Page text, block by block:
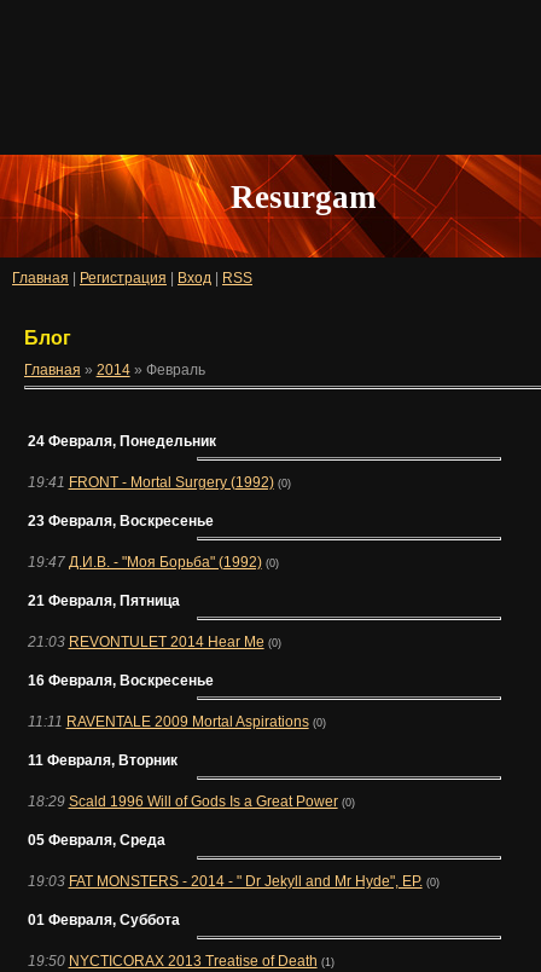
Resurgam
Главная | Регистрация | Вход | RSS
Блог
Главная » 2014 » Февраль
24 Февраля, Понедельник
19:41 FRONT - Mortal Surgery (1992) (0)
23 Февраля, Воскресенье
19:47 Д.И.В. - "Моя Борьба" (1992) (0)
21 Февраля, Пятница
21:03 REVONTULET 2014 Hear Me (0)
16 Февраля, Воскресенье
11:11 RAVENTALE 2009 Mortal Aspirations (0)
11 Февраля, Вторник
18:29 Scald 1996 Will of Gods Is a Great Power (0)
05 Февраля, Среда
19:03 FAT MONSTERS - 2014 - " Dr Jekyll and Mr Hyde", ЕР. (0)
01 Февраля, Суббота
19:50 NYCTICORAX 2013 Treatise of Death (1)